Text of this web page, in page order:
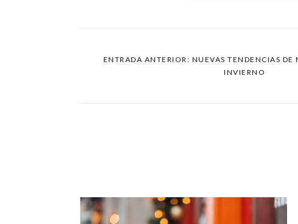
ENTRADA ANTERIOR: NUEVAS TENDENCIAS
INVIERNO